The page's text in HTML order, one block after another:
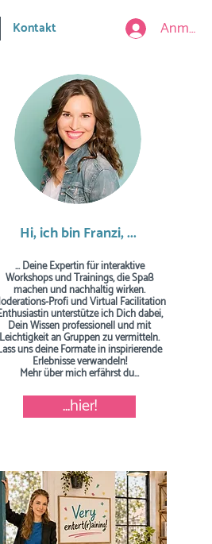
Kontakt Anmelden
Hi, ich bin Franzi, ...
... Deine Expertin für interaktive
Workshops und Trainings, die Spaß
machen und nachhaltig wirken.
Profi und Virtual Facilitation
unterstütze ich Dich dabei,
Dein Wissen professionell und mit
Leichtigkeit an Gruppen zu vermitteln.
uns deine Formate in inspirierende
Erlebnisse verwandeln!
Mehr über mich erfährst du...
...hier!